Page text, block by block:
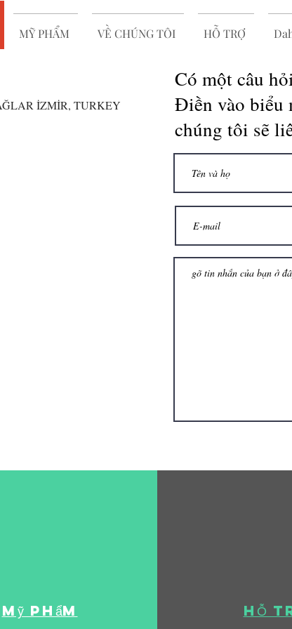
MỸ PHẨM VỀ CHÚNG TÔI HỖ TRỢ
İZMİR, TURKEY
Có một câu
Điền vào biểu
chúng tôi sẽ
Mỹ phẩm HỖ